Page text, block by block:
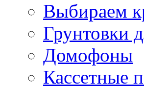
Выбираем
Грунтовки
Домофоны
Кассетные